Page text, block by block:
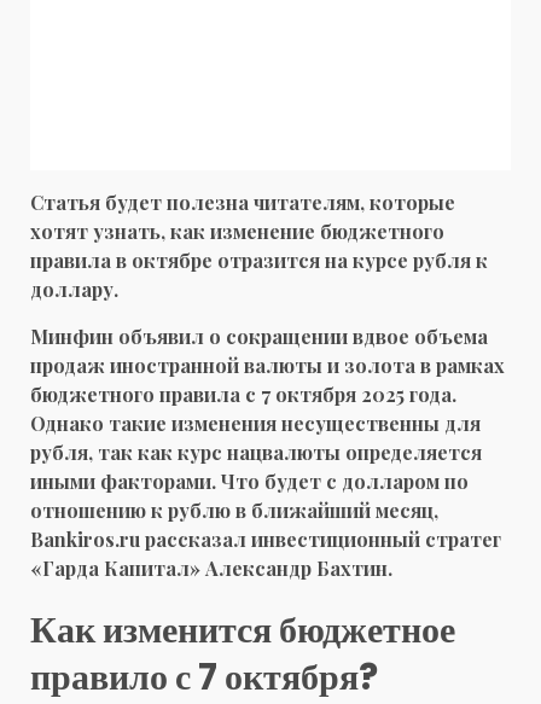
Статья будет полезна читателям, которые
хотят узнать, как изменение бюджетного
правила в октябре отразится на курсе рубля к
доллару.
Минфин объявил о сокращении вдвое объема
продаж иностранной валюты и золота в рамках
бюджетного правила с 7 октября 2025 года.
Однако такие изменения несущественны для
рубля, так как курс нацвалюты определяется
иными факторами. Что будет с долларом по
отношению к рублю в ближайший месяц,
Bankiros.ru рассказал инвестиционный стратег
«Гарда Капитал» Александр Бахтин.
Как изменится бюджетное
правило с 7 октября?